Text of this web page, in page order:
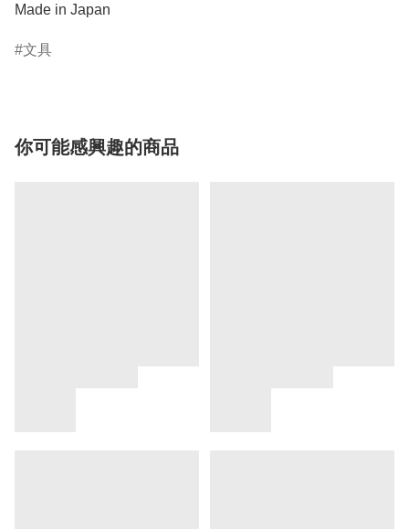
Made in Japan
文具
你可能感興趣的商品